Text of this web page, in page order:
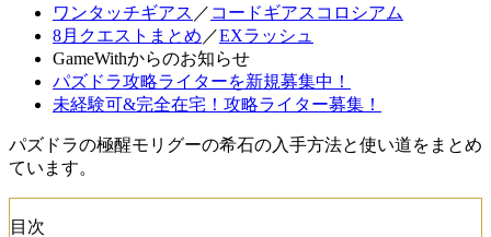
ワンタッチギアス ／ コードギアスコロシアム
8月クエストまとめ ／EXラッシュ
GameWithからのお知らせ
パズドラ攻略ライターを新規募集中！
未経験可&完全在宅！攻略ライター募集！
パズドラの極醒モリグーの希石の入手方法と使い道をまとめ
ています。
目次